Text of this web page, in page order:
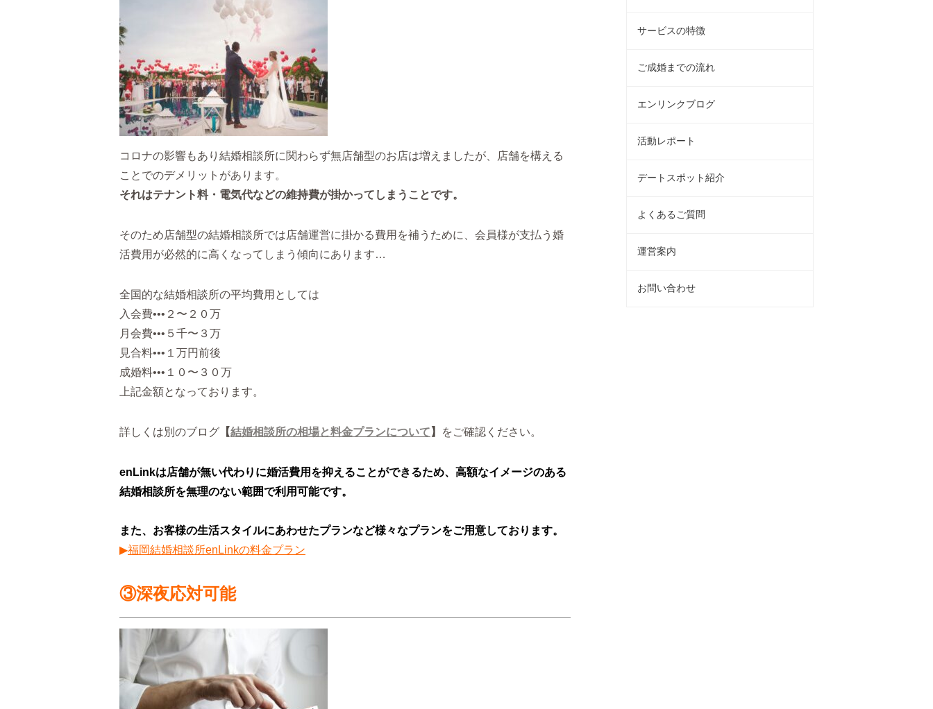
コロナの影響もあり結婚相談所に関わらず無店舗型のお店は増えましたが、店舗を構える
ことでのデメリットがあります。
それはテナント料・電気代などの維持費が掛かってしまうことです。
そのため店舗型の結婚相談所では店舗運営に掛かる費用を補うために、会員様が支払う婚
活費用が必然的に高くなってしまう傾向にあります…
全国的な結婚相談所の平均費用としては
入会費•••２〜２０万
月会費•••５千〜３万
見合料•••１万円前後
成婚料•••１０〜３０万
上記金額となっております。
詳しくは別のブログ 【結婚相談所の相場と料金プランについて 】 をご確認ください。
enLinkは店舗が無い代わりに婚活費用を抑えることができるため、高額なイメージのある
結婚相談所を無理のない範囲で利用可能です。
また、お客様の生活スタイルにあわせたプランなど様々なプランをご用意しております。
▶︎福岡結婚相談所enLinkの料金プラン
③深夜応対可能
サービスの特徴
ご成婚までの流れ
エンリンクブログ
活動レポート
デートスポット紹介
よくあるご質問
運営案内
お問い合わせ